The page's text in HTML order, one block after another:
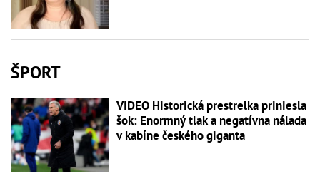
ŠPORT
VIDEO Historická prestrelka priniesla
šok: Enormný tlak a negatívna nálada
v kabíne českého giganta